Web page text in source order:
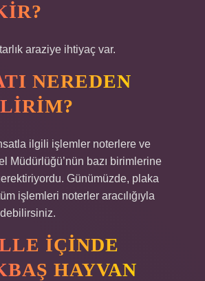
araziye ihtiyaç var.
NEREDEN
ilgili işlemler noterlere ve
Müdürlüğü’nün bazı birimlerine
Günümüzde, plaka
işlemleri noterler aracılığıyla
IÇINDE
HAYVAN